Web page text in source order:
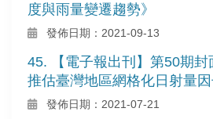
度與雨量變遷趨勢》
發佈日期：2021-09-13
45. 【電子報出刊】第50期封
推估臺灣地區網格化日射量
發佈日期：2021-07-21